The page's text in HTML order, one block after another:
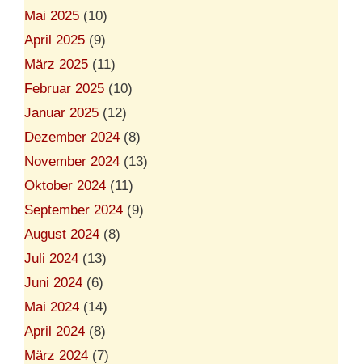
Mai 2025 (10)
April 2025 (9)
März 2025 (11)
Februar 2025 (10)
Januar 2025 (12)
Dezember 2024 (8)
November 2024 (13)
Oktober 2024 (11)
September 2024 (9)
August 2024 (8)
Juli 2024 (13)
Juni 2024 (6)
Mai 2024 (14)
April 2024 (8)
März 2024 (7)